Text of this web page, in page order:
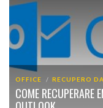
OFFICE RECUPERO
COME RECUPERARE